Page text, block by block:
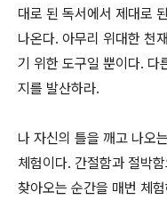
대로 된 독서에서 제대로
나온다. 아무리 위대한 천
기 위한 도구일 뿐이다. 다
지를 발산하라.
나 자신의 틀을 깨고 나오
체험이다. 간절함과 절박
찾아오는 순간을 매번 체